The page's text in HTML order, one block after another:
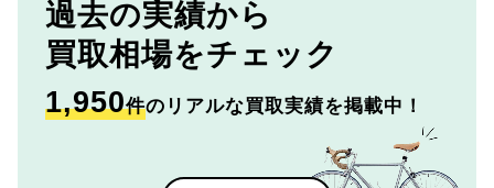
過去の実績から
買取相場をチェック
1,950件のリアルな買取実績を掲載中！